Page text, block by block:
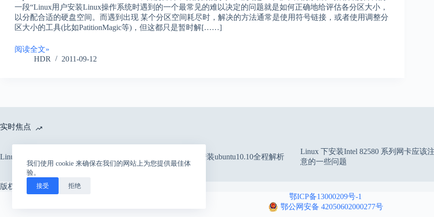
我们使用 cookie 来确保在我们的网站上为您提供最佳体
验。
接受 拒绝
一段“Linux用户安装Linux操作系统时遇到的一个最常见的难以决定的问题就是如何正确地给评估各分区大小，
以分配合适的硬盘空间。而遇到出现 某个分区空间耗尽时，解决的方法通常是使用符号链接，或者使用调整分
区大小的工具(比如PatitionMagic等)，但这都只是暂时解[……]
阅读全文»
HDR
2011-09-12
实时焦点
Linux查看文件编码格式及文件编码转换 新手XP下硬盘安装ubuntu10.10全程解析
Linux 下安装Intel 82580 系列网卡应该注
意的一些问题
版权所有 © 2026 - CreativeThemes
鄂ICP备13000209号-1
鄂公网安备 42050602000277号